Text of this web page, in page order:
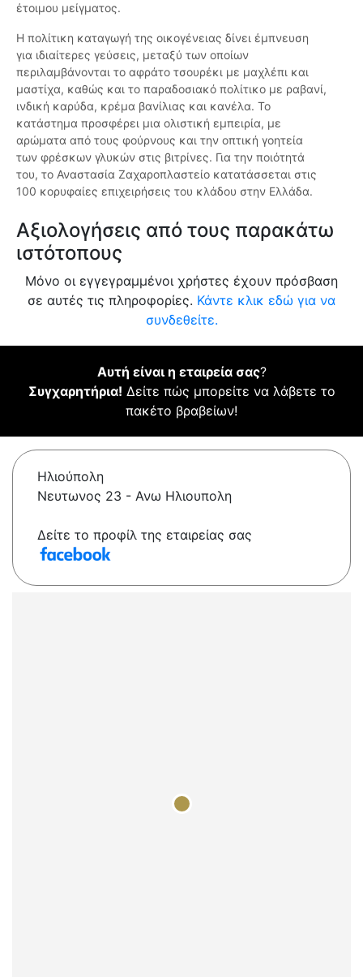
έτοιμου μείγματος.
Η πολίτικη καταγωγή της οικογένειας δίνει έμπνευση
για ιδιαίτερες γεύσεις, μεταξύ των οποίων
περιλαμβάνονται το αφράτο τσουρέκι με μαχλέπι και
μαστίχα, καθώς και το παραδοσιακό πολίτικο με ραβανί,
ινδική καρύδα, κρέμα βανίλιας και κανέλα. Το
κατάστημα προσφέρει μια ολιστική εμπειρία, με
αρώματα από τους φούρνους και την οπτική γοητεία
των φρέσκων γλυκών στις βιτρίνες. Για την ποιότητά
του, το Αναστασία Ζαχαροπλαστείο κατατάσσεται στις
100 κορυφαίες επιχειρήσεις του κλάδου στην Ελλάδα.
Αξιολογήσεις από τους παρακάτω
ιστότοπους
Μόνο οι εγγεγραμμένοι χρήστες έχουν πρόσβαση
σε αυτές τις πληροφορίες. Κάντε κλικ εδώ για να
συνδεθείτε.
Αυτή είναι η εταιρεία σας?
Συγχαρητήρια! Δείτε πώς μπορείτε να λάβετε το
πακέτο βραβείων!
Ηλιούπολη
Νευτωνος 23 - Ανω Ηλιουπολη
Δείτε το προφίλ της εταιρείας σας